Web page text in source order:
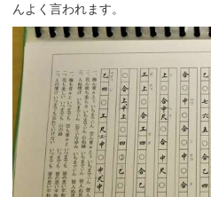
んよく言われます。